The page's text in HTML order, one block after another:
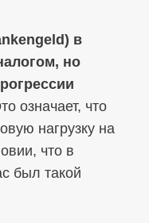
в
но
означает, что
нагрузку на
что в
был такой